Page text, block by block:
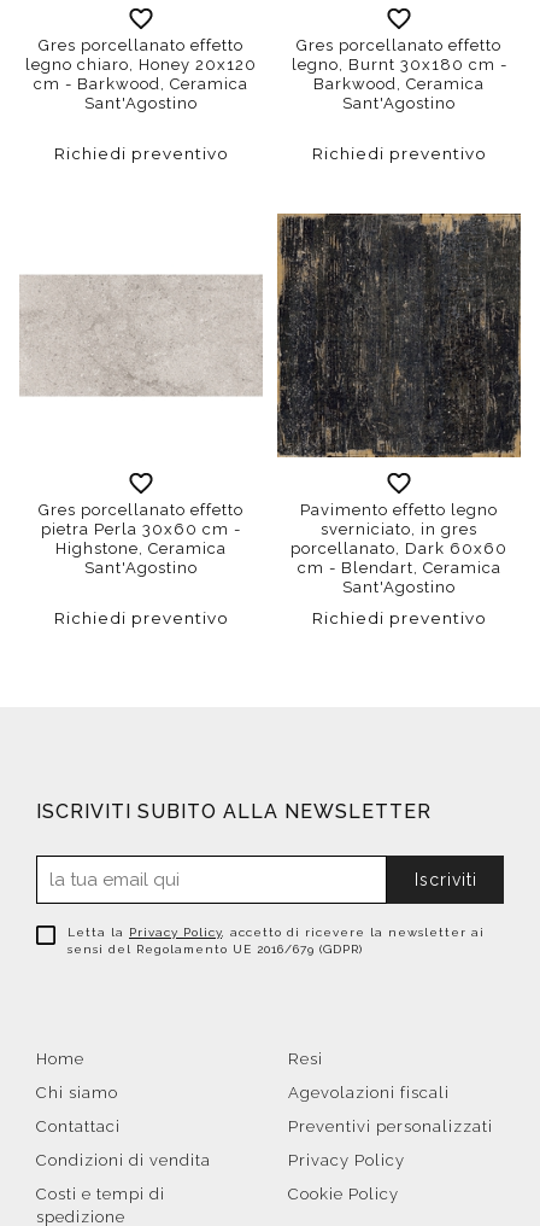
Gres porcellanato effetto
legno chiaro, Honey 20x120
cm - Barkwood, Ceramica
Sant'Agostino
Richiedi preventivo
Gres porcellanato effetto
legno, Burnt 30x180 cm -
Barkwood, Ceramica
Sant'Agostino
Richiedi preventivo
Gres porcellanato effetto
pietra Perla 30x60 cm -
Highstone, Ceramica
Sant'Agostino
Richiedi preventivo
Pavimento effetto legno
sverniciato, in gres
porcellanato, Dark 60x60
cm - Blendart, Ceramica
Sant'Agostino
Richiedi preventivo
ISCRIVITI SUBITO ALLA NEWSLETTER
Iscriviti
Letta la Privacy Policy, accetto di ricevere la newsletter ai
sensi del Regolamento UE 2016/679 (GDPR)
Home
Chi siamo
Contattaci
Condizioni di vendita
Costi e tempi di
spedizione
Resi
Agevolazioni fiscali
Preventivi personalizzati
Privacy Policy
Cookie Policy